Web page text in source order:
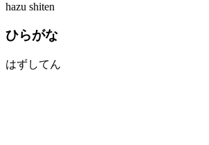
hazu shiten
ひらがな
はずしてん